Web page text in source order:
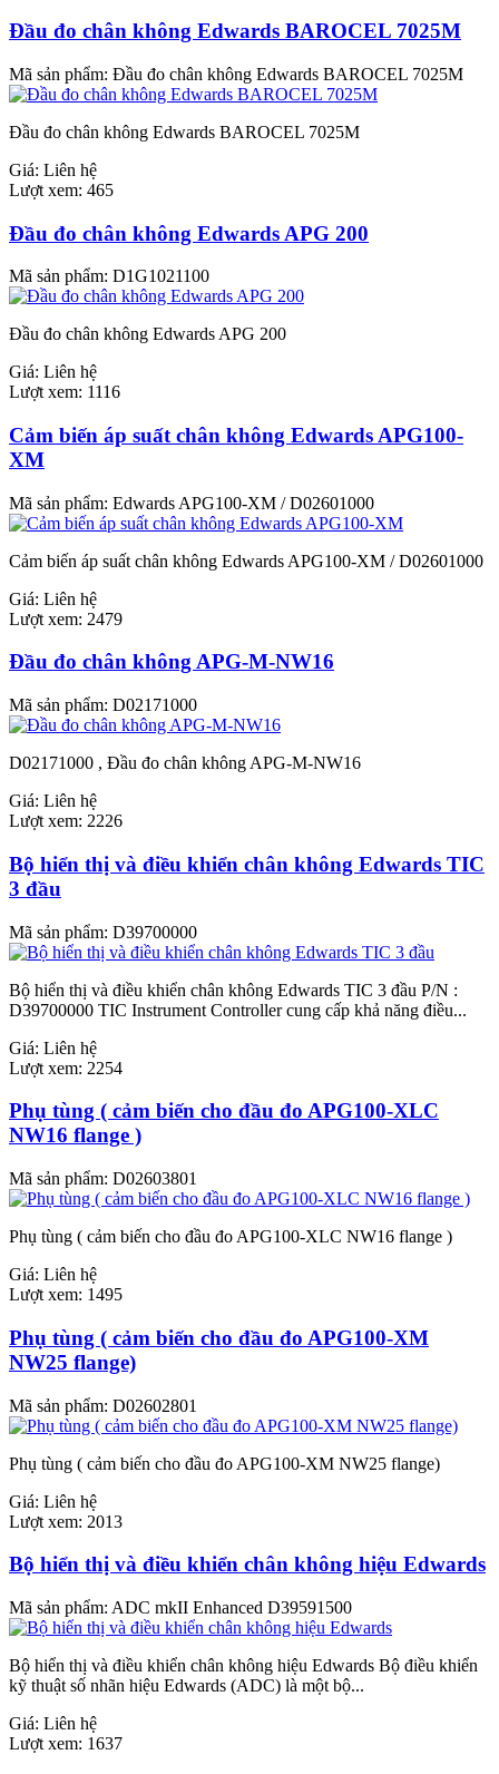
Đầu đo chân không Edwards BAROCEL 7025M
Mã sản phẩm: Đầu đo chân không Edwards BAROCEL 7025M
Đầu đo chân không Edwards BAROCEL 7025M
Giá: Liên hệ
Lượt xem: 465
Đầu đo chân không Edwards APG 200
Mã sản phẩm: D1G1021100
Đầu đo chân không Edwards APG 200
Giá: Liên hệ
Lượt xem: 1116
Cảm biến áp suất chân không Edwards APG100-
XM
Mã sản phẩm: Edwards APG100-XM / D02601000
Cảm biến áp suất chân không Edwards APG100-XM / D02601000
Giá: Liên hệ
Lượt xem: 2479
Đầu đo chân không APG-M-NW16
Mã sản phẩm: D02171000
D02171000 , Đầu đo chân không APG-M-NW16
Giá: Liên hệ
Lượt xem: 2226
Bộ hiển thị và điều khiển chân không Edwards TIC
3 đầu
Mã sản phẩm: D39700000
Bộ hiển thị và điều khiển chân không Edwards TIC 3 đầu P/N :
D39700000 TIC Instrument Controller cung cấp khả năng điều...
Giá: Liên hệ
Lượt xem: 2254
Phụ tùng ( cảm biến cho đầu đo APG100-XLC
NW16 flange )
Mã sản phẩm: D02603801
Phụ tùng ( cảm biến cho đầu đo APG100-XLC NW16 flange )
Giá: Liên hệ
Lượt xem: 1495
Phụ tùng ( cảm biến cho đầu đo APG100-XM
NW25 flange)
Mã sản phẩm: D02602801
Phụ tùng ( cảm biến cho đầu đo APG100-XM NW25 flange)
Giá: Liên hệ
Lượt xem: 2013
Bộ hiển thị và điều khiển chân không hiệu Edwards
Mã sản phẩm: ADC mkII Enhanced D39591500
Bộ hiển thị và điều khiển chân không hiệu Edwards Bộ điều khiển
kỹ thuật số nhãn hiệu Edwards (ADC) là một bộ...
Giá: Liên hệ
Lượt xem: 1637